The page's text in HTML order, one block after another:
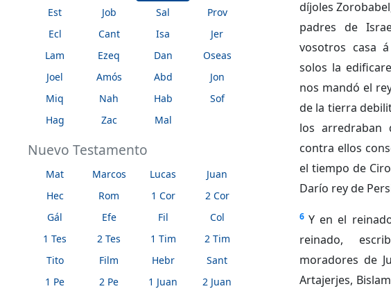
Est
Job Sal
Prov
Ecl
Cant Isa
Jer
Lam
Ezeq Dan
Oseas
Joel
Amós Abd
Jon
Miq
Nah Hab
Sof
Hag
Zac Mal
Nuevo Testamento
Mat Marcos Lucas
Juan
Hec
Rom 1 Cor
2 Cor
Gál
Efe Fil
Col
1 Tes
2 Tes 1 Tim
2 Tim
Tito
Film Hebr
Sant
1 Pe
2 Pe 1 Juan
2 Juan
díjoles
padres de
vosotros casa
solos la
nos mandó el
de la tierra
los arredraban
contra ellos
el tiempo de
Darío rey de
6 Y en el
reinado,
moradores de
Artajerjes,